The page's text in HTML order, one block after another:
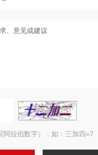
阿拉伯数字），如：三加四=7